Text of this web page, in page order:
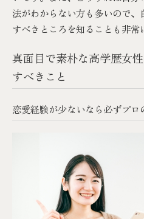
法がわからない方も多いので
すべきところを知ることも非常
真面目で素朴な高学歴女
すべきこと
恋愛経験が少ないなら必ずプロ